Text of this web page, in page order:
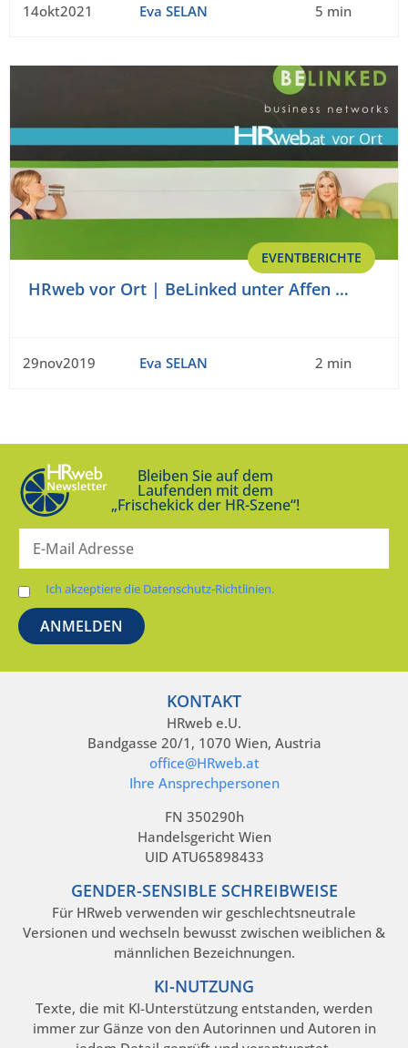
14okt2021 Eva SELAN 5 min
EVENTBERICHTE
HRweb vor Ort | BeLinked unter Affen …
29nov2019 Eva SELAN 2 min
Bleiben Sie auf dem
Laufenden mit dem
„Frischekick der HR-Szene“!
Ich akzeptiere die Datenschutz-Richtlinien.
KONTAKT
HRweb e.U.
Bandgasse 20/1, 1070 Wien, Austria
office@HRweb.at
Ihre Ansprechpersonen
FN 350290h
Handelsgericht Wien
UID ATU65898433
GENDER-SENSIBLE SCHREIBWEISE
Für HRweb verwenden wir geschlechtsneutrale
Versionen und wechseln bewusst zwischen weiblichen &
männlichen Bezeichnungen.
KI-NUTZUNG
Texte, die mit KI-Unterstützung entstanden, werden
immer zur Gänze von den Autorinnen und Autoren in